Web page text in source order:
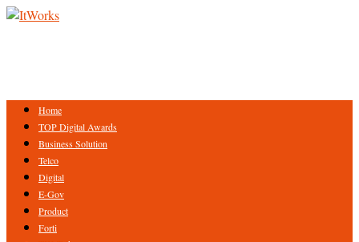
Home
TOP Digital Awards
Business Solution
Telco
Digital
E-Gov
Product
Forti